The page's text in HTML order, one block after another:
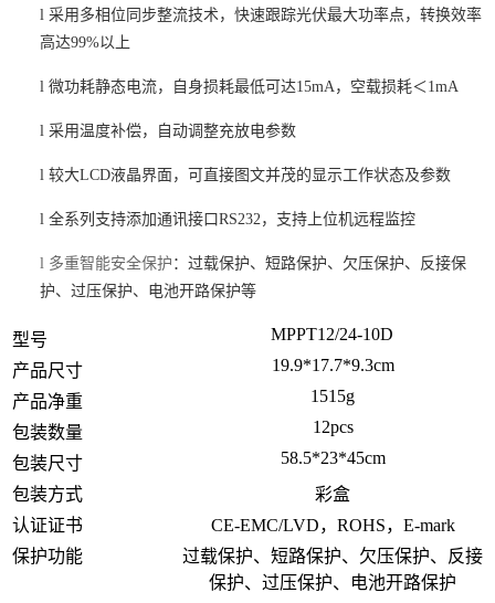
l 采用多相位同步整流技术，快速跟踪光伏最大功率点，转换效率
高达99%以上
l 微功耗静态电流，自身损耗最低可达15mA， 空载损耗＜1mA
l 采用温度补偿，自动调整充放电参数
l 较大LCD液晶界面，可直接图文并茂的显示工作状态及参数
l 全系列支持添加通讯接口RS232，支持上位机远程监控
l 多重智能安全保护 ： 过载保护、 短路保护、 欠压保护、 反接保
护、 过压保护、电池开路保护等
型号
MPPT12/24-10D
产品尺寸
19.9*17.7*9.3cm
产品净重
1515g
包装数量
12pcs
包装尺寸
58.5*23*45cm
包装方式
彩盒
认证证书
CE-EMC/LVD，ROHS，E-mark
保护功能
过载保护、短路保护、欠压保护、反接
保护、过压保护、电池开路保护